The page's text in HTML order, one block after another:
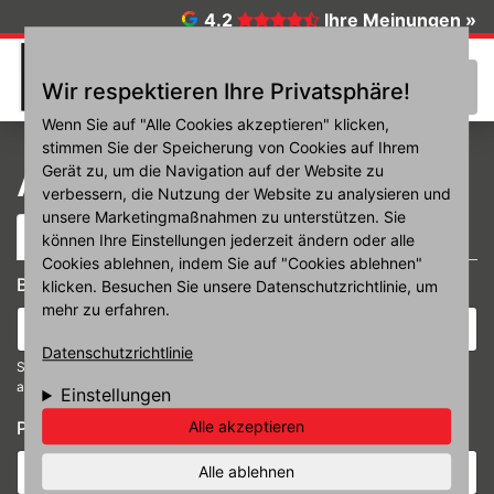
Wir respektieren Ihre Privatsphäre!
Wenn Sie auf "Alle Cookies akzeptieren" klicken,
stimmen Sie der Speicherung von Cookies auf Ihrem
Gerät zu, um die Navigation auf der Website zu
verbessern, die Nutzung der Website zu analysieren und
unsere Marketingmaßnahmen zu unterstützen. Sie
können Ihre Einstellungen jederzeit ändern oder alle
Cookies ablehnen, indem Sie auf "Cookies ablehnen"
klicken. Besuchen Sie unsere Datenschutzrichtlinie, um
mehr zu erfahren.
Datenschutzrichtlinie
Einstellungen
Alle akzeptieren
Alle ablehnen
4.2 Ihre Meinungen »
Anmelden
Haupt-Reiter
Anmelden(aktiver Reiter)
Neues Passwort anfordern
Benutzername oder E-Mail-Adresse*
Sie können sich mit Ihrem Benutzernamen oder Ihrer E-Mail-Adresse
anmelden.
Passwort